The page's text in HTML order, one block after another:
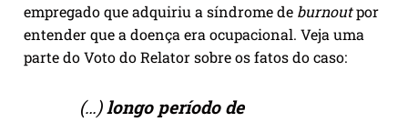
empregado que adquiriu a síndrome de burnoutpor
entender que a doença era ocupacional. Veja uma
parte do Voto do Relator sobre os fatos do caso:
(…)longo período de